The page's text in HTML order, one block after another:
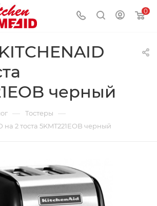
0
черный
— Тостеры —
на 2 тоста 5KMT221EOB черный